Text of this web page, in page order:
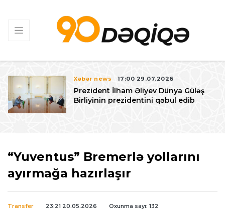
Xəbər news 17:00 29.07.2026
Prezident İlham Əliyev Dünya Güləş
Birliyinin prezidentini qəbul edib
“Yuventus” Bremerlə yollarını
ayırmağa hazırlaşır
Transfer 23:21 20.05.2026 Oxunma sayı: 132